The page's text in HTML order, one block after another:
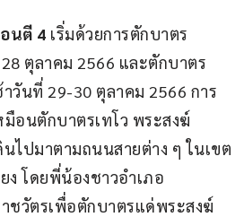
นตี 4 เริ่มด้วยการตักบาตร
ตุลาคม 2566 และตักบาตร
วันที่ 29-30 ตุลาคม 2566 การ
อนตักบาตรเทโว พระสงฆ์
ไปมาตามถนนสายต่าง ๆ ในเขต
ง โดยพี่น้องชาวอำเภอ
ชวัตรเพื่อตักบาตรแด่พระสงฆ์